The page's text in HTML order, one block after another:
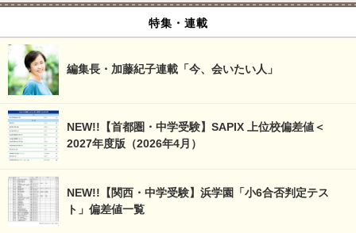
特集・連載
編集長・加藤紀子連載「今、会いたい人」
NEW!!【首都圏・中学受験】SAPIX 上位校偏差値＜
2027年度版（2026年4月）
NEW!!【関西・中学受験】浜学園「小6合否判定テス
ト」偏差値一覧